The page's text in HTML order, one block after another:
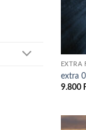
EXTRA
extra
9.800